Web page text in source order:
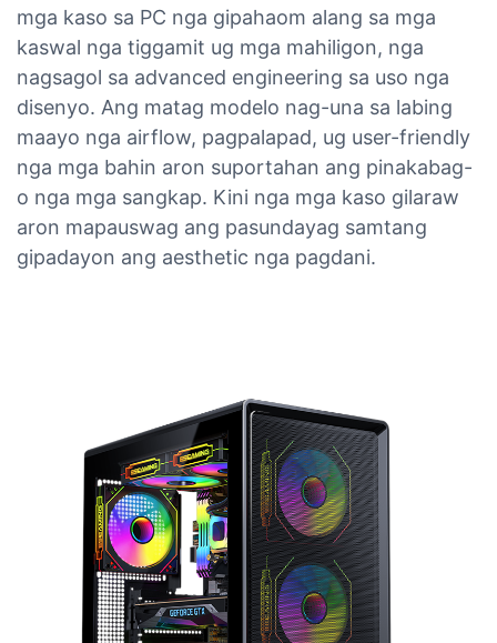
mga kaso sa PC nga gipahaom alang sa mga
kaswal nga tiggamit ug mga mahiligon, nga
nagsagol sa advanced engineering sa uso nga
disenyo. Ang matag modelo nag-una sa labing
maayo nga airflow, pagpalapad, ug user-friendly
nga mga bahin aron suportahan ang pinakabag-
o nga mga sangkap. Kini nga mga kaso gilaraw
aron mapauswag ang pasundayag samtang
gipadayon ang aesthetic nga pagdani.